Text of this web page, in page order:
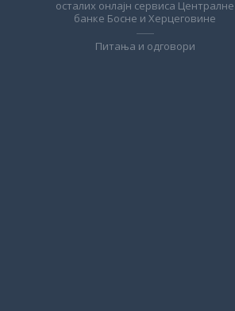
осталих онлајн сервиса Централне
банке Босне и Херцеговине
Питања и одговори